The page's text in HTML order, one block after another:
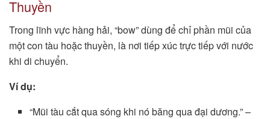
Thuyền
Trong lĩnh vực hàng hải, “bow” dùng để chỉ phần mũi của
một con tàu hoặc thuyền, là nơi tiếp xúc trực tiếp với nước
khi di chuyển.
Ví dụ:
“Mũi tàu cắt qua sóng khi nó băng qua đại dương.” –